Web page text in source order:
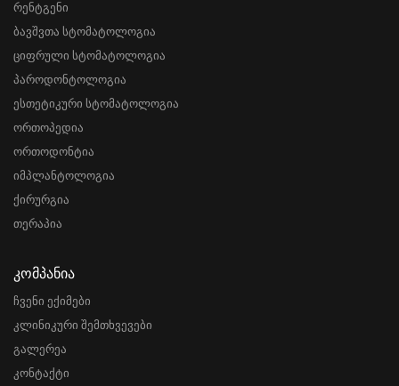
რენტგენი
ბავშვთა სტომატოლოგია
ციფრული სტომატოლოგია
პაროდონტოლოგია
ესთეტიკური სტომატოლოგია
ორთოპედია
ორთოდონტია
იმპლანტოლოგია
ქირურგია
თერაპია
Კომპანია
ჩვენი ექიმები
კლინიკური შემთხვევები
გალერეა
კონტაქტი